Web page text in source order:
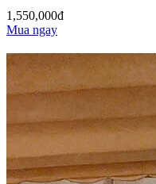
1,550,000đ
Mua ngay